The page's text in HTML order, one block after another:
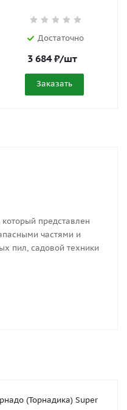
Достаточно
3 684₽/шт
Заказать
который представлен
частями и
пил, садовой техники
(Торнадика) Super